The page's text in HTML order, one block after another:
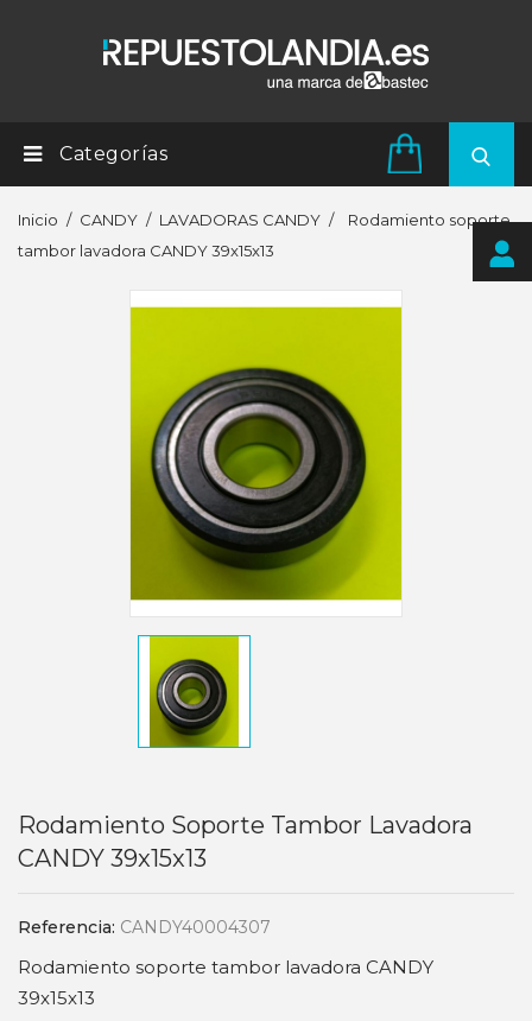
Categorías
Inicio CANDY LAVADORAS CANDY
Rodamiento soporte
tambor lavadora CANDY 39x15x13
Rodamiento Soporte Tambor Lavadora
CANDY 39x15x13
Referencia: CANDY40004307
Rodamiento soporte tambor lavadora CANDY
39x15x13